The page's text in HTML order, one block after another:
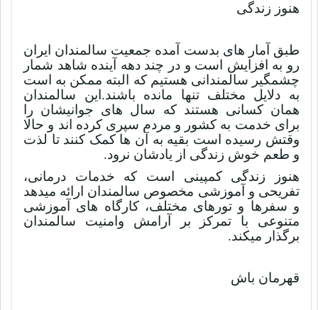
هنوز زندگی
طبق آمار های بدست آمده جمعیت سالمندان ایران
رو به افزایش است و در چند دهه آینده شاهد شمار
چشمگیر سالمندانی هستیم که البته ممکن به است
به دلایل مختلف تنها مانده باشند.این سالمندان
همان کسانی هستند که سال های جوانیشان را
برای خدمت به کشور و مردم سپری کرده اند و حالا
وقتش رسیده است بقیه به آن ها کمک کنند تا لذت
و طعم خوش زندگی از یادشان نرود.
هنوز زندگی کمپینی است که خدمات درمانی،
تفریحی و آموزشی مخصوص سالمندان ارائه میدهد
و سفرها و تورهای مختلف، کارگاه های آموزشی
متنوعی با تمرکز بر آرامش وامنیت سالمندان
برگذار میکند.
قهرمان باش